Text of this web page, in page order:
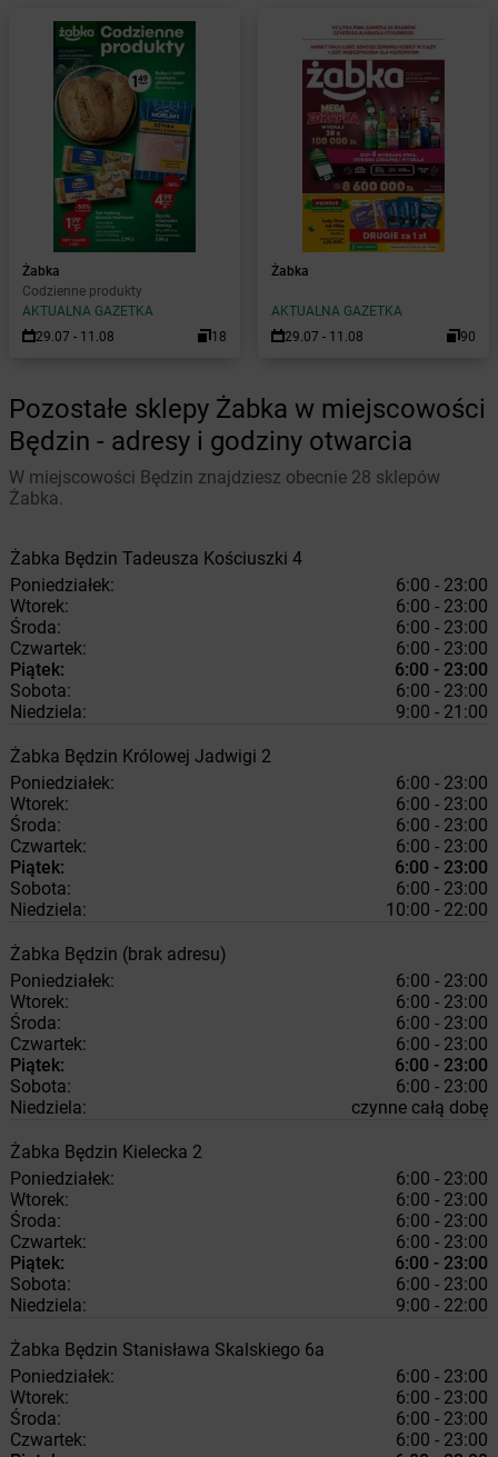
Żabka
Codzienne produkty
AKTUALNA GAZETKA
29.07 - 11.08
18
Żabka
AKTUALNA GAZETKA
29.07 - 11.08
90
Pozostałe sklepy Żabka w miejscowości
Będzin - adresy i godziny otwarcia
W miejscowości Będzin znajdziesz obecnie 28 sklepów
Żabka.
Żabka Będzin Tadeusza Kościuszki 4
Poniedziałek:
6:00 - 23:00
Wtorek:
6:00 - 23:00
Środa:
6:00 - 23:00
Czwartek:
6:00 - 23:00
Piątek:
6:00 - 23:00
Sobota:
6:00 - 23:00
Niedziela:
9:00 - 21:00
Żabka Będzin Królowej Jadwigi 2
Poniedziałek:
6:00 - 23:00
Wtorek:
6:00 - 23:00
Środa:
6:00 - 23:00
Czwartek:
6:00 - 23:00
Piątek:
6:00 - 23:00
Sobota:
6:00 - 23:00
Niedziela:
10:00 - 22:00
Żabka Będzin (brak adresu)
Poniedziałek:
6:00 - 23:00
Wtorek:
6:00 - 23:00
Środa:
6:00 - 23:00
Czwartek:
6:00 - 23:00
Piątek:
6:00 - 23:00
Sobota:
6:00 - 23:00
Niedziela:
czynne całą dobę
Żabka Będzin Kielecka 2
Poniedziałek:
6:00 - 23:00
Wtorek:
6:00 - 23:00
Środa:
6:00 - 23:00
Czwartek:
6:00 - 23:00
Piątek:
6:00 - 23:00
Sobota:
6:00 - 23:00
Niedziela:
9:00 - 22:00
Żabka Będzin Stanisława Skalskiego 6a
Poniedziałek:
6:00 - 23:00
Wtorek:
6:00 - 23:00
Środa:
6:00 - 23:00
Czwartek:
6:00 - 23:00